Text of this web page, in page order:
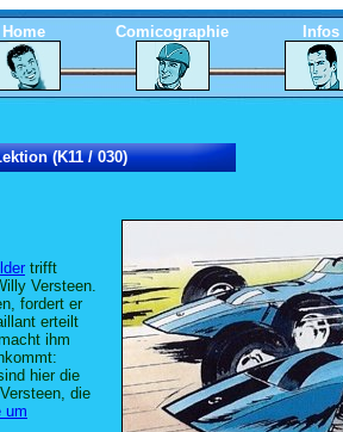
Home Comicographie Infos
(K11 / 030)
trifft
Versteen.
fordert er
erteilt
ihm
hier die
die
um